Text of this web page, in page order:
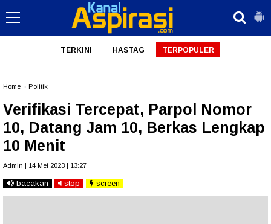
TERKINI HASTAG TERPOPULER
Home Politik
Verifikasi Tercepat, Parpol Nomor
10, Datang Jam 10, Berkas Lengkap
10 Menit
Admin | 14 Mei 2023 | 13:27
bacakan stop screen